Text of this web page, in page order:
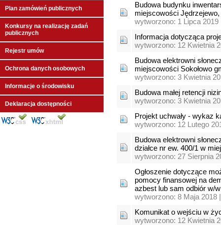
Plan zamówień publicznych
Konkursy na realizację zadań
publicznych
Rejestr umów
Ochrona danych osobowych
Informacje o środowisku
Deklaracja dostępności
Budowa budynku
miejscowości
wytworzono: 1 Lipca
Informacja dotycząca
wytworzono: 12 Kwietnia
Budowa elektrowni
miejscowości Sokołowo
wytworzono: 3 Kwietnia
Budowa małej retencji
wytworzono: 3 Kwietnia
Projekt uchwały - wykaz
wytworzono: 12 Lutego
Budowa elektrowni
działce nr ew. 400/1 w
wytworzono: 27 Sierpnia
Ogłoszenie dotyczące
pomocy finansowej na
azbest lub sam odbiór w/
wytworzono: 8 Maja 2018
Komunikat o wejściu w
wytworzono: 12 Kwietnia